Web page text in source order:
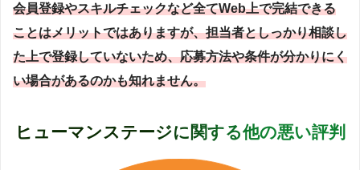
会員登録やスキルチェックなど全てWeb上で完結できる
ことはメリットではありますが、担当者としっかり相談し
た上で登録していないため、応募方法や条件が分かりにく
い場合があるのかも知れません。
ヒューマンステージに関する他の悪い評判